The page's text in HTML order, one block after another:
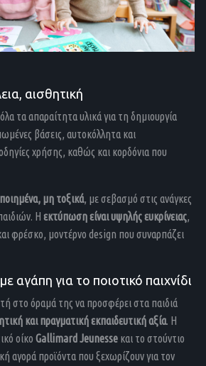
αισθητική
τα απαραίτητα υλικά για τη δημιουργία
βάσεις, αυτοκόλλητα και
χρήσης, καθώς και κορδόνια που
μη τοξικά, με σεβασμό στις ανάγκες
Η εκτύπωση είναι υψηλής ευκρίνειας,
φρέσκο, μοντέρνο design που συναρπάζει
αγάπη για το ποιοτικό παιχνίδι
στο όραμά της να προσφέρει στα παιδιά
και πραγματική εκπαιδευτική αξία. Η
οίκο Gallimard Jeunesse και το στούντιο
αγορά προϊόντα που ξεχωρίζουν για τον